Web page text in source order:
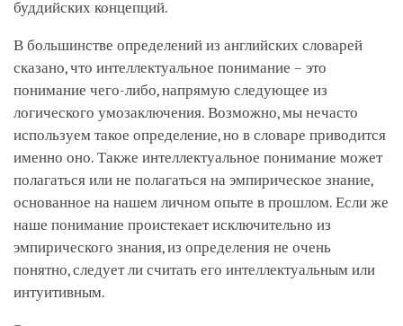
буддийских концепций.
В большинстве определений из английских словарей
сказано, что интеллектуальное понимание – это
понимание чего-либо, напрямую следующее из
логического умозаключения. Возможно, мы нечасто
используем такое определение, но в словаре приводится
именно оно. Также интеллектуальное понимание может
полагаться или не полагаться на эмпирическое знание,
основанное на нашем личном опыте в прошлом. Если же
наше понимание проистекает исключительно из
эмпирического знания, из определения не очень
понятно, следует ли считать его интеллектуальным или
интуитивным.